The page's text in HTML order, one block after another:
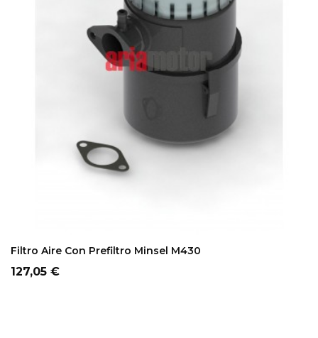
Filtro Aire Con Prefiltro Minsel M430
Precio
127,05 €